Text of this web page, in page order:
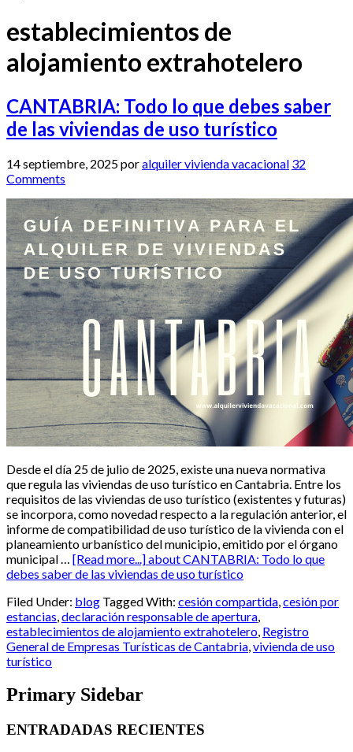
establecimientos de
alojamiento extrahotelero
CANTABRIA: Todo lo que debes saber
de las viviendas de uso turístico
14 septiembre, 2025poralquiler vivienda vacacional 32
Comments
Desde el día 25 de julio de 2025, existe una nueva normativa
que regula las viviendas de uso turístico en Cantabria. Entre los
requisitos de las viviendas de uso turístico (existentes y futuras)
se incorpora, como novedad respecto a la regulación anterior, el
informe de compatibilidad de uso turístico de la vivienda con el
planeamiento urbanístico del municipio, emitido por el órgano
municipal … [Read more...]about CANTABRIA: Todo lo que
debes saber de las viviendas de uso turístico
Filed Under: blog Tagged With: cesión compartida cesión por
estancias declaración responsable de apertura
establecimientos de alojamiento extrahotelero Registro
General de Empresas Turísticas de Cantabria vivienda de uso
turístico
Primary Sidebar
ENTRADADAS RECIENTES